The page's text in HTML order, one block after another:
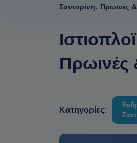
Σαντορίνη. Πρωινές
Πρωινές
Κατηγορίες: